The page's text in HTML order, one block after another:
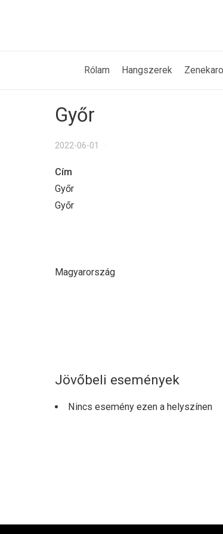
Rólam Hangszerek
Győr
2022-06-01
Cím
Győr
Győr
Magyarország
Jövőbeli események
Nincs esemény ezen a helyszínen